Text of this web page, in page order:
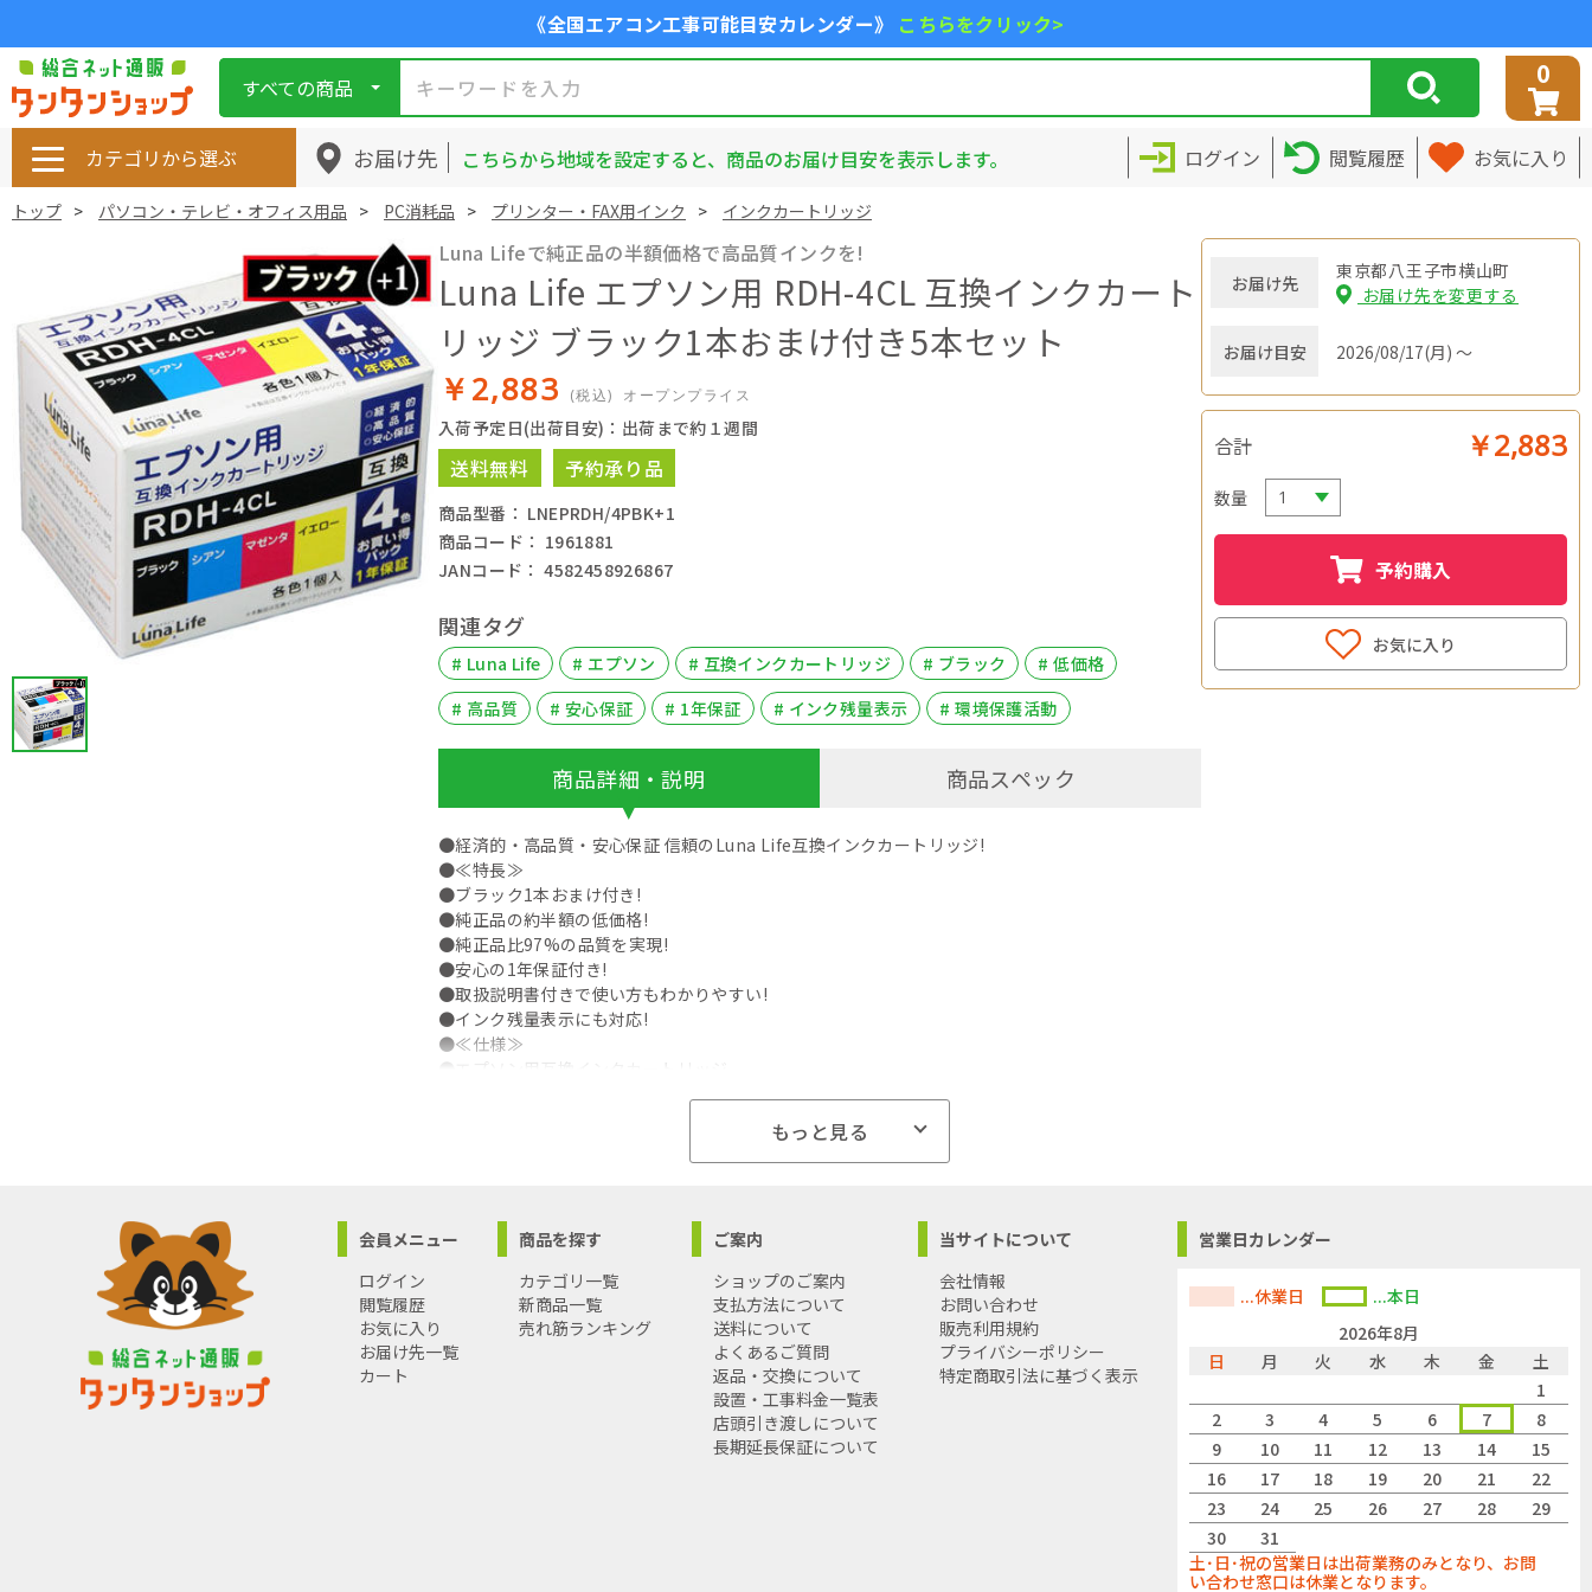
《全国エアコン工事可能目安カレンダー》 こちらをクリック>
すべての商品 0
カテゴリから選ぶ お届け先 こちらから地域を設定すると、商品のお届け目安を表示します。 ログイン 閲覧履歴 お気に入り
トップ パソコン・テレビ・オフィス用品 PC消耗品 プリンター・FAX用インク インクカートリッジ
Luna Lifeで純正品の半額価格で高品質インクを!
Luna Life エプソン用 RDH-4CL 互換インクカート
リッジ ブラック1本おまけ付き5本セット
￥2,883 (税込) オープンプライス
入荷予定日(出荷目安)：出荷まで約１週間
送料無料 予約承り品
商品型番： LNEPRDH/4PBK+1
商品コード： 1961881
JANコード： 4582458926867
関連タグ
# Luna Life # エプソン # 互換インクカートリッジ # ブラック
# 低価格
# 高品質
# 安心保証 # 1年保証 # インク残量表示 # 環境保護活動
商品詳細・説明
●経済的・高品質・安心保証 信頼のLuna Life互換インクカートリッジ!
●≪特長≫
●ブラック1本おまけ付き!
●純正品の約半額の低価格!
●純正品比97%の品質を実現!
●安心の1年保証付き!
●取扱説明書付きで使い方もわかりやすい!
●インク残量表示にも対応!
●≪仕様≫
●セット内容:ブラック(染料)2本、シアン(染料)1本、マゼンタ(染料)1本、イエロー(染料)1本
●PX-048A、 PX-049A
●☆Luna Life製品の売上金額の1%は(財)日本自然保護協会へ寄付させていただきます。
●寄付金は日本各地の森林保護や生態系保全活動に使われます。
●活動の詳細はHPをご確認ください。
●【サポートセンター連絡先】
●電話:0120-676-674
●E-mail:support@world-biz-sup.com
●受付時間:10:00～17:00(土・日・祝日を除く)
●沖縄・離島への配送料金は別途見積もり（配送不可の場合も有）となりますのでご了承くださ
もっと見る
商品スペック
お届け先
東京都八王子市横山町
お届け先を変更する
お届け目安 2026/08/17(月) ～
合計 ￥2,883
数量
予約購入
お気に入り
会員メニュー
ログイン
閲覧履歴
お気に入り
お届け先一覧
カート
商品を探す
カテゴリ一覧
新商品一覧
売れ筋ランキング
ご案内
ショップのご案内
支払方法について
送料について
よくあるご質問
返品・交換について
設置・工事料金一覧表
店頭引き渡しについて
長期延長保証について
当サイトについて
会社情報
お問い合わせ
販売利用規約
プライバシーポリシー
特定商取引法に基づく表示
営業日カレンダー
...休業日
...本日
2026年8月
日
月 火 水 木 金
土
1
2
3 4 5 6 7
8
9
10 11 12 13 14
15
16
17 18 19 20 21
22
23
24 25 26 27 28
29
30
31
土･日･祝の営業日は出荷業務のみとなり、お問
い合わせ窓口は休業となります。